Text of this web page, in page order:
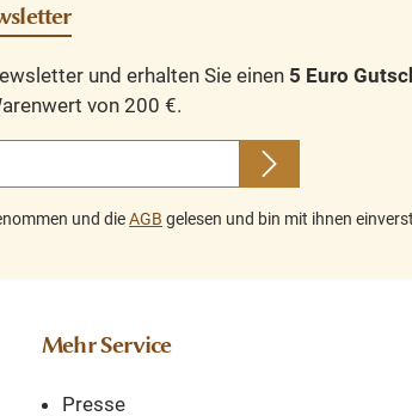
und erhalten Sie einen 5 Euro
von 200 €.
und dieAGB gelesen und bin mit ihnen
Mehr Service
Presse